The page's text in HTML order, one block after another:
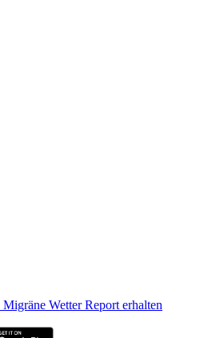
Wetter Report erhalten